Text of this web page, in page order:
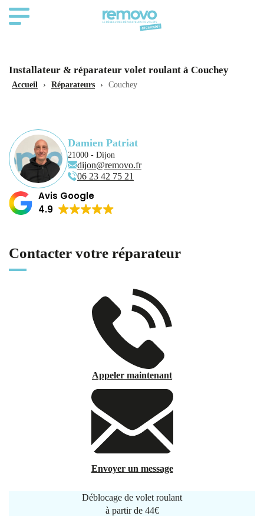
Installateur & réparateur volet roulant à Couchey
Accueil › Réparateurs › Couchey
Damien Patriat
21000 - Dijon
dijon@removo.fr
06 23 42 75 21
Avis Google
4.9
Contacter votre réparateur
Appeler maintenant
Envoyer un message
Déblocage de volet roulant
à partir de 44€